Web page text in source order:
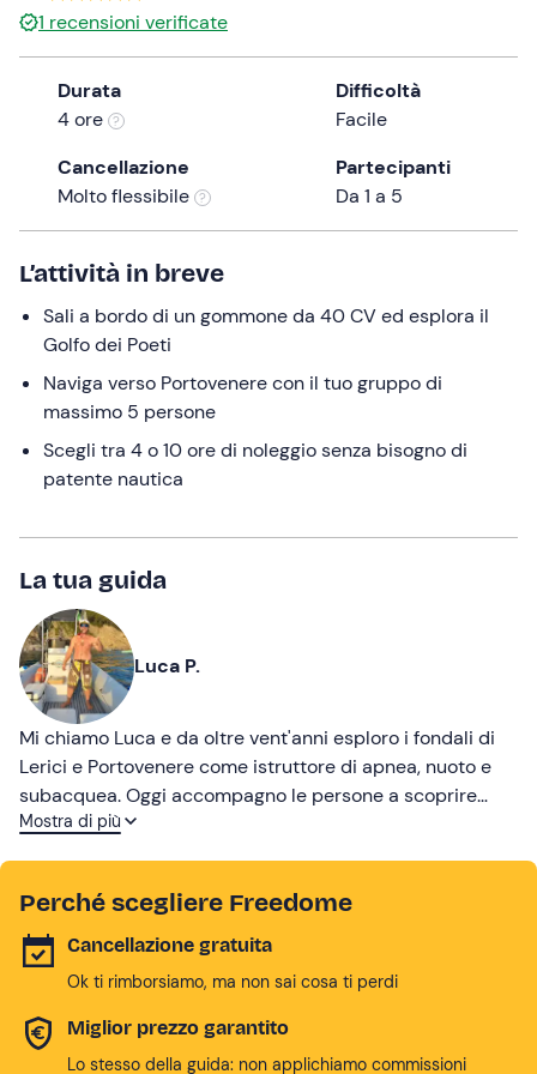
a
question
mark
the
shortcuts
changing
dates.
1 recensioni verificate
Durata
4 ore
Difficoltà
Facile
Cancellazione
Molto flessibile
Partecipanti
Da 1 a 5
L’attività in breve
Sali a bordo di un gommone da 40 CV ed esplora il
Golfo dei Poeti
Naviga verso Portovenere con il tuo gruppo di
massimo 5 persone
Scegli tra 4 o 10 ore di noleggio senza bisogno di
patente nautica
La tua guida
Luca P.
Mi chiamo Luca e da oltre vent'anni esploro i fondali di
Lerici e Portovenere come istruttore di apnea, nuoto e
subacquea. Oggi accompagno le persone a scoprire
questo angolo di Liguria con gli occhi di chi lo conosce
Mostra di più
Perché scegliere Freedome
Cancellazione gratuita
Ok ti rimborsiamo, ma non sai cosa ti perdi
Miglior prezzo garantito
Lo stesso della guida: non applichiamo commissioni